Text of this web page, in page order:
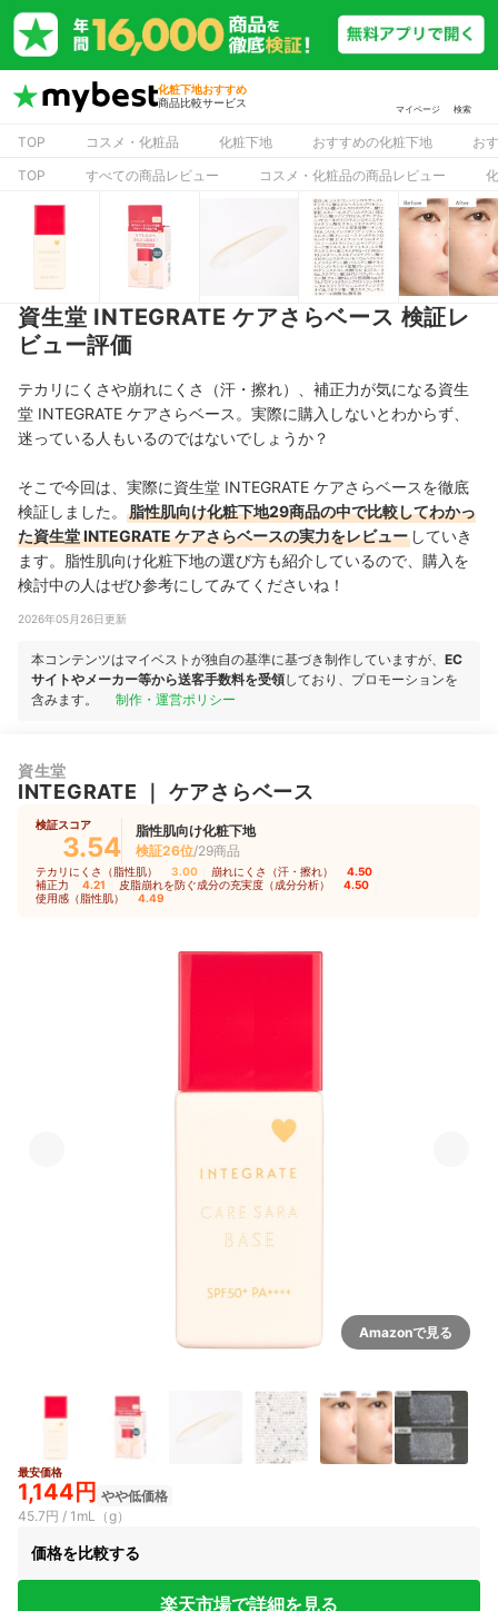
化粧下地おすすめ
商品比較サービス
マイページ 検索
TOP コスメ・化粧品 化粧下地 おすすめの化粧下地
お
TOP
すべての商品レビュー コスメ・化粧品の商品レビュー
資生堂 INTEGRATE ケアさらベース 検証レ
ビュー評価
テカリにくさや崩れにくさ（汗・擦れ）、補正力が気になる資生
堂 INTEGRATE ケアさらベース。実際に購入しないとわからず、
迷っている人もいるのではないでしょうか？
そこで今回は、実際に資生堂 INTEGRATE ケアさらベースを徹底
検証しました。
脂性肌向け化粧下地29商品の中で比較してわかっ
た資生堂 INTEGRATE ケアさらベースの実力をレビュー していき
ます。脂性肌向け化粧下地の選び方も紹介しているので、購入を
検討中の人はぜひ参考にしてみてくださいね！
2026年05月26日更新
本コンテンツはマイベストが独自の基準に基づき制作していますが、 EC
サイトやメーカー等から送客手数料を受領しており、プロモーションを
含みます。
制作・運営ポリシー
資生堂
INTEGRATE ケアさらベース
検証スコア
3.54
脂性肌向け化粧下地
検証26位/29商品
テカリにくさ（脂性肌） 3.00 崩れにくさ（汗・擦れ） 4.50
補正力 4.21 皮脂崩れを防ぐ成分の充実度（成分分析） 4.50
使用感（脂性肌） 4.49
Amazonで見る
最安価格
1,144円 やや低価格
45.7円 / 1mL（g）
価格を比較する
楽天市場で詳細を見る